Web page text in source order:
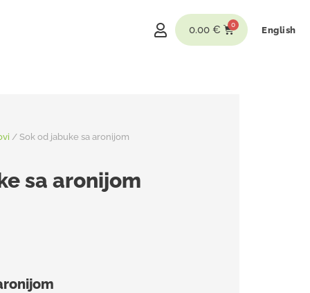
0.00 € English
/ Sok od jabuke sa aronijom
sa aronijom